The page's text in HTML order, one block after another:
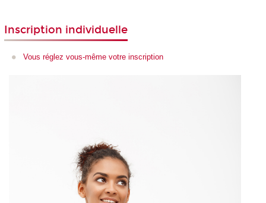
Inscription individuelle
Vous réglez vous-même votre inscription